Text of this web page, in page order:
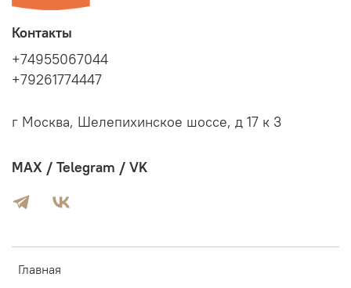
Главная
Контакты
+74955067044
+79261774447
г Москва, Шелепихинское шоссе, д 17 к 3
MAX / Telegram / VK